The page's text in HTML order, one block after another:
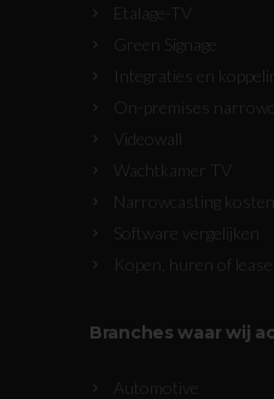
Etalage-TV
Green Signage
Integraties en
On-premises
Videowall
Wachtkamer TV
Narrowcasting kosten
Software vergelijken
Kopen, huren of
Branches waar wij
Automotive